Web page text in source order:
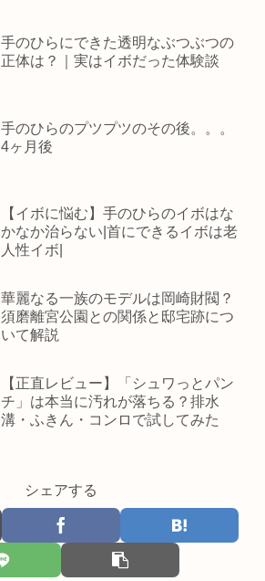
手のひらにできた透明なぶつぶつの
正体は？｜実はイボだった体験談
手のひらのプツプツのその後。。。
4ヶ月後
【イボに悩む】手のひらのイボはな
かなか治らない|首にできるイボは老
人性イボ|
華麗なる一族のモデルは岡崎財閥？
須磨離宮公園との関係と邸宅跡につ
いて解説
【正直レビュー】「シュワっとパン
チ」は本当に汚れが落ちる？排水
溝・ふきん・コンロで試してみた
シェアする